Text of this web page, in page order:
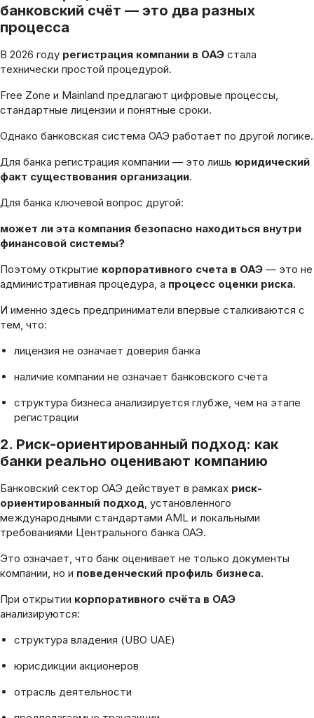
банковский счёт — это два разных
процесса
В 2026 году регистрация компании в ОАЭ стала
технически простой процедурой.
Free Zone и Mainland предлагают цифровые процессы,
стандартные лицензии и понятные сроки.
Однако банковская система ОАЭ работает по другой логике.
Для банка регистрация компании — это лишь юридический
факт существования организации.
Для банка ключевой вопрос другой:
может ли эта компания безопасно находиться внутри
финансовой системы?
Поэтому открытие корпоративного счета в ОАЭ — это не
административная процедура, а процесс оценки риска.
И именно здесь предприниматели впервые сталкиваются с
тем, что:
лицензия не означает доверия банка
наличие компании не означает банковского счёта
структура бизнеса анализируется глубже, чем на этапе
регистрации
2. Риск-ориентированный подход: как
банки реально оценивают компанию
Банковский сектор ОАЭ действует в рамках риск-
ориентированный подход, установленного
международными стандартами AML и локальными
требованиями Центрального банка ОАЭ.
Это означает, что банк оценивает не только документы
компании, но и поведенческий профиль бизнеса.
При открытии корпоративного счёта в ОАЭ
анализируются:
структура владения (UBO UAE)
юрисдикции акционеров
отрасль деятельности